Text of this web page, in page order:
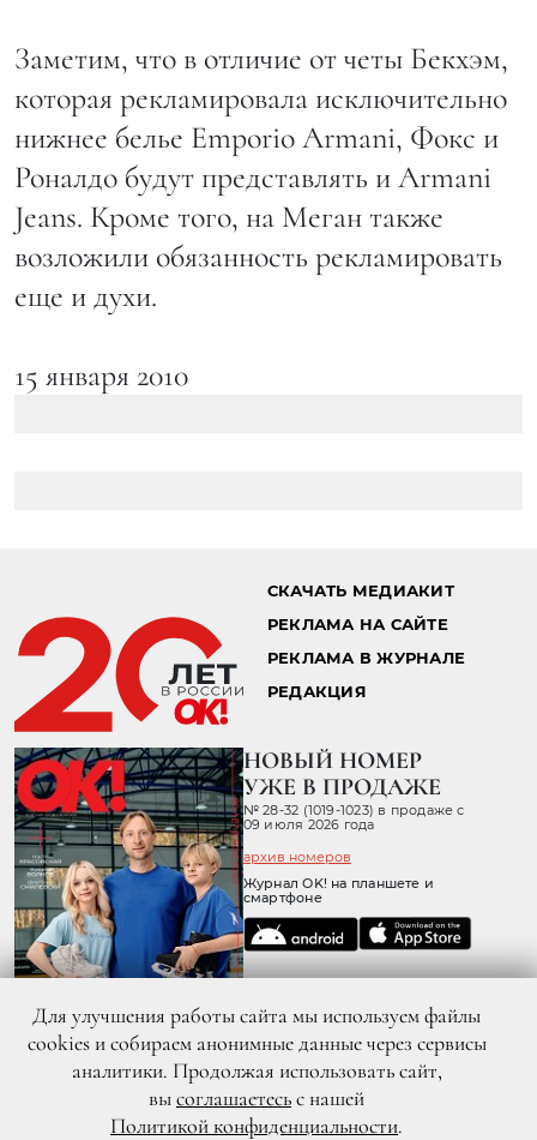
Заметим, что в отличие от четы Бекхэм,
которая рекламировала исключительно
нижнее белье Emporio Armani, Фокс и
Роналдо будут представлять и Armani
Jeans. Кроме того, на Меган также
возложили обязанность рекламировать
еще и духи.
15 января 2010
СКАЧАТЬ МЕДИАКИТ
РЕКЛАМА НА САЙТЕ
РЕКЛАМА В ЖУРНАЛЕ
РЕДАКЦИЯ
НОВЫЙ НОМЕР
УЖЕ В ПРОДАЖЕ
№ 28-32 (1019-1023) в продаже с
09 июля 2026 года
архив номеров
Журнал OK! на планшете и
смартфоне
© 2026 ООО «ХИТ ТВ» Все права защищены. 16+
Для улучшения работы сайта мы используем файлы
cookies и собираем анонимные данные через сервисы
аналитики. Продолжая использовать сайт,
высоглашаетесьс нашей
Политикой конфиденциальности.